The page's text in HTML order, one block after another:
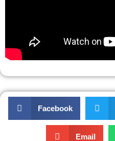
Facebook
Email